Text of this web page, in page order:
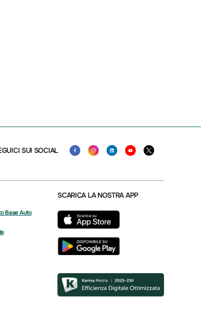
SUI SOCIAL
Base Auto
SCARICA LA NOSTRA APP